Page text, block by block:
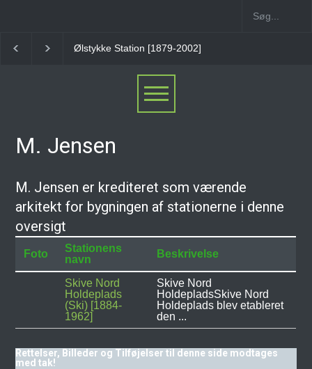
Ølstykke Station [1879-2002]
M. Jensen
M. Jensen er krediteret som værende
arkitekt for bygningen af stationerne i denne
oversigt
Foto
Stationens
navn
Beskrivelse
Skive Nord
Holdeplads
(Ski) [1884-
1962]
Skive Nord
HoldepladsSkive Nord
Holdeplads blev etableret
den ...
Rettelser, Billeder og Tilføjelser til denne side modtages
med tak!